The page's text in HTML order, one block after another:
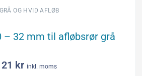
GRÅ OG HVID AFLØB
– 32 mm til afløbsrør grå
21 kr inkl. moms